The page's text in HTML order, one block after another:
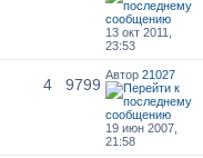
13 окт 2011,
23:53
4 9799
Автор 21027
19 июн 2007,
21:58